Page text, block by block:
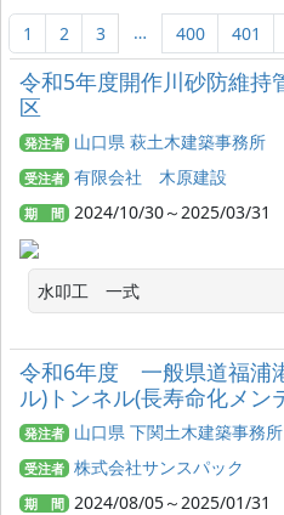
1 2 3 … 400 401
令和5年度開作川砂防維
区
発注者 山口県 萩土木建築事務所
受注者 有限会社 木原建設
期 間 2024/10/30～2025/03/31
水叩工　一式
令和6年度 一般県道福浦
ル)トンネル(長寿命化メ
発注者 山口県 下関土木建築事務所
受注者 株式会社サンスパック
期 間 2024/08/05～2025/01/31